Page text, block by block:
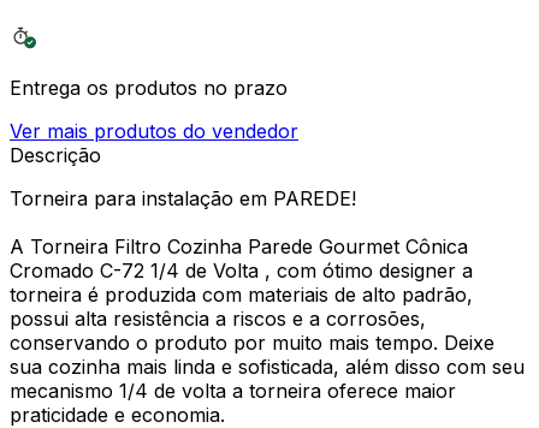
Entrega os produtos no prazo
Ver mais produtos do vendedor
Descrição
Torneira para instalação em PAREDE!
A Torneira Filtro Cozinha Parede Gourmet Cônica
Cromado C-72 1/4 de Volta , com ótimo designer a
torneira é produzida com materiais de alto padrão,
possui alta resistência a riscos e a corrosões,
conservando o produto por muito mais tempo. Deixe
sua cozinha mais linda e sofisticada, além disso com seu
mecanismo 1/4 de volta a torneira oferece maior
praticidade e economia.